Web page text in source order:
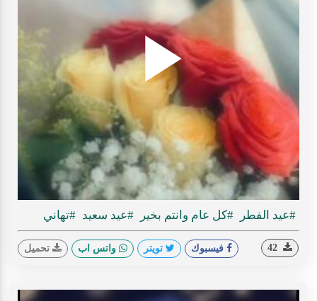
Play
#عيد الفطر #كل عام وانتم بخير #عيد سعيد #تهاني
فيسبوك تويتر واتس اب تحميل